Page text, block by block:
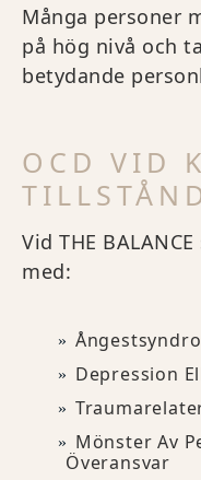
Många personer
på hög nivå och
betydande
OCD VID
Vid THE
med:
Depression
Mönster Av
Överansvar